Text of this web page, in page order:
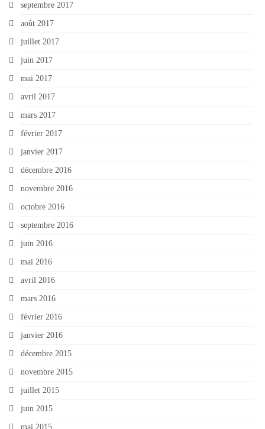
septembre 2017
août 2017
juillet 2017
juin 2017
mai 2017
avril 2017
mars 2017
février 2017
janvier 2017
décembre 2016
novembre 2016
octobre 2016
septembre 2016
juin 2016
mai 2016
avril 2016
mars 2016
février 2016
janvier 2016
décembre 2015
novembre 2015
juillet 2015
juin 2015
mai 2015